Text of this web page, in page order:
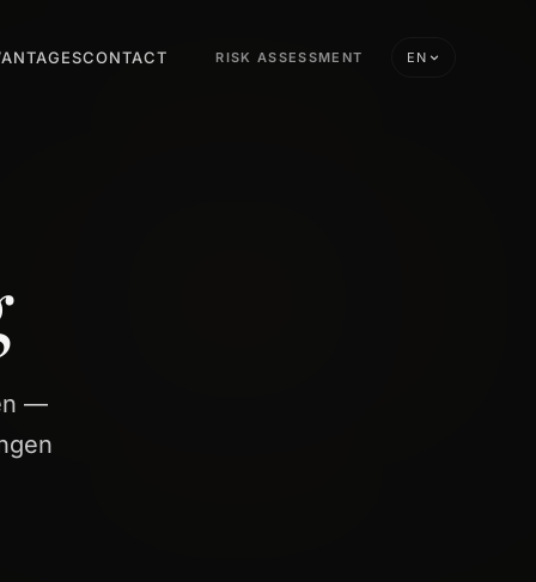
CONTACT RISK ASSESSMENT EN
—